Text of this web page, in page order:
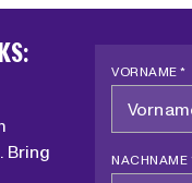
Bring
VORNAME *
NACHNAME